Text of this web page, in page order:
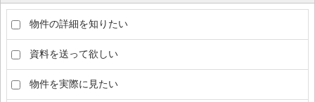
物件の詳細を知りたい
資料を送って欲しい
物件を実際に見たい